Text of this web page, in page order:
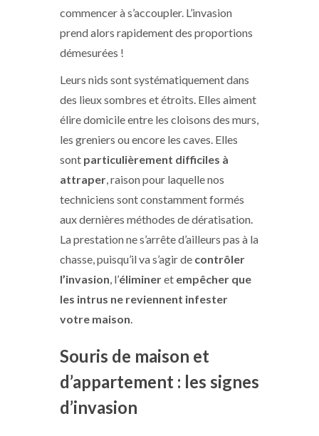
commencer à s’accoupler. L’invasion
prend alors rapidement des proportions
démesurées !
Leurs nids sont systématiquement dans
des lieux sombres et étroits. Elles aiment
élire domicile entre les cloisons des murs,
les greniers ou encore les caves. Elles
sont particulièrement difficiles à
attraper, raison pour laquelle nos
techniciens sont constamment formés
aux dernières méthodes de dératisation.
La prestation ne s’arrête d’ailleurs pas à la
chasse, puisqu’il va s’agir de contrôler
l’invasion, l’élimineret empêcher que
les intrus ne reviennent infester
votre maison.
Souris de maison et
d’appartement : les signes
d’invasion